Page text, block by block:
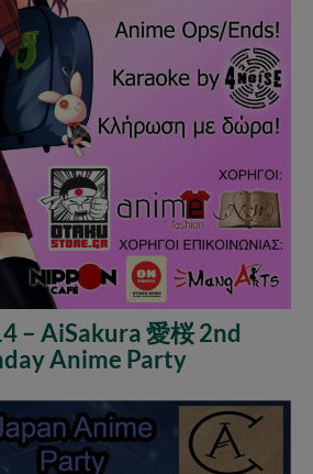
– AiSakura 愛桜 2nd
Anime Party